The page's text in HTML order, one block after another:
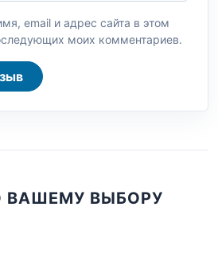
email и адрес сайта в этом
моих комментариев.
отзыв
ВАШЕМУ ВЫБОРУ